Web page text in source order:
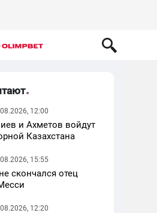
12:00
и Ахметов войдут
Казахстана
15:55
скончался отец
12:20